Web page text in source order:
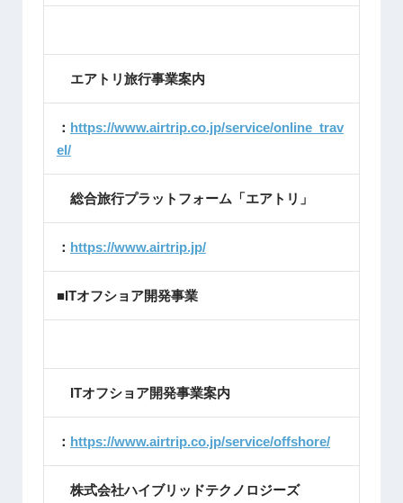
エアトリ旅行事業案内
： https://www.airtrip.co.jp/service/online_trav
el/
総合旅行プラットフォーム「エアトリ」
： https://www.airtrip.jp/
■ITオフショア開発事業
ITオフショア開発事業案内
： https://www.airtrip.co.jp/service/offshore/
株式会社ハイブリッドテクノロジーズ